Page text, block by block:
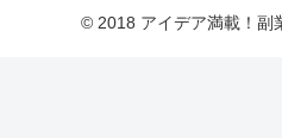
© 2018 アイデア満載！副